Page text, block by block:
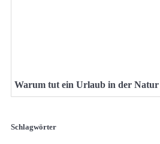
Warum tut ein Urlaub in der Natur
Schlagwörter